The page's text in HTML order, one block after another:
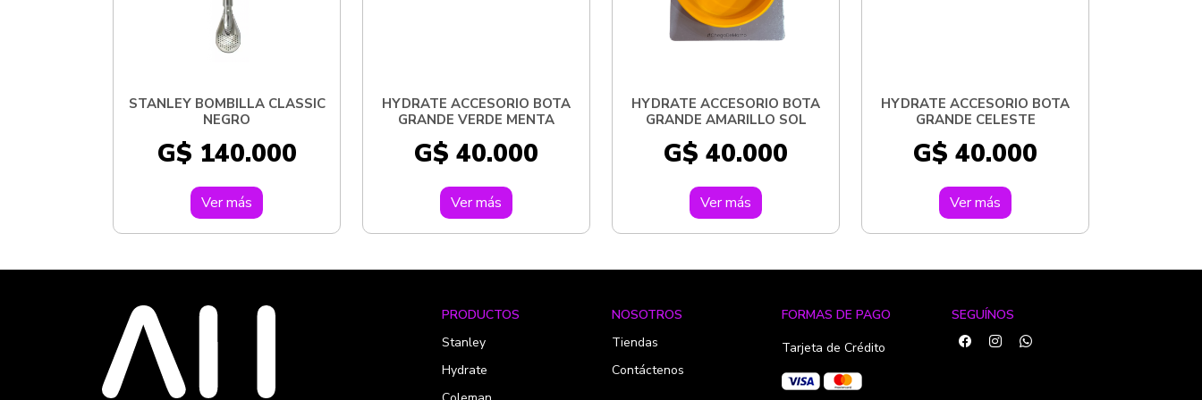
STANLEY BOMBILLA CLASSIC
NEGRO
G$ 140.000
Ver más
HYDRATE ACCESORIO BOTA
GRANDE VERDE MENTA
G$ 40.000
Ver más
HYDRATE ACCESORIO BOTA
GRANDE AMARILLO SOL
G$ 40.000
Ver más
HYDRATE ACCESORIO BOTA
GRANDE CELESTE
G$ 40.000
Ver más
PRODUCTOS
Stanley
Hydrate
NOSOTROS
Tiendas
Contáctenos
FORMAS DE PAGO
Tarjeta de Crédito
SEGUÍNOS